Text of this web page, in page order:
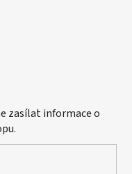
zasílat informace o